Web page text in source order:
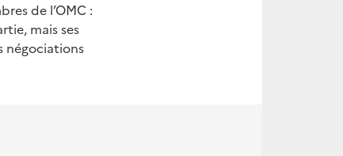
de l’OMC :
mais ses
négociations